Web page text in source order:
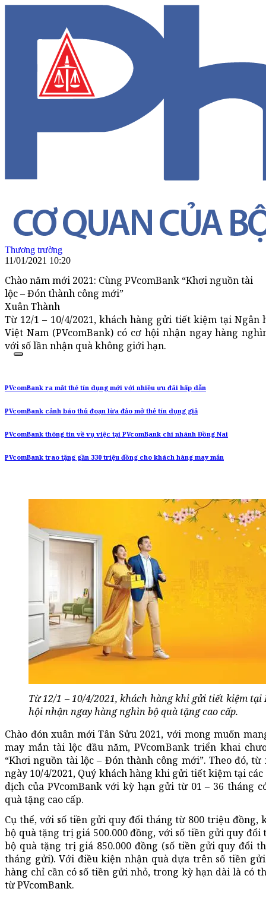
Thương trường
11/01/2021 10:20
Chào năm mới 2021: Cùng PVcomBank “Khơi nguồn tài
lộc – Đón thành công mới”
Xuân Thành
Từ 12/1 – 10/4/2021, khách hàng gửi tiết kiệm tại Ngân
Việt Nam (PVcomBank) có cơ hội nhận ngay hàng
với số lần nhận quà không giới hạn.
PVcomBank ra mắt thẻ tín dụng mới với nhiều ưu đãi hấp dẫn
PVcomBank cảnh báo thủ đoạn lừa đảo mở thẻ tín dụng giả
PVcomBank thông tin về vụ việc tại PVcomBank chi nhánh Đồng Nai
PVcomBank trao tặng gần 330 triệu đồng cho khách hàng may mắn
Từ 12/1 – 10/4/2021, khách hàng khi gửi tiết kiệm tại
hội nhận ngay hàng nghìn bộ quà tặng cao cấp.
Chào đón xuân mới Tân Sửu 2021, với mong muốn
may mắn tài lộc đầu năm, PVcomBank triển khai
“Khơi nguồn tài lộc – Đón thành công mới”. Theo đó, từ
ngày 10/4/2021, Quý khách hàng khi gửi tiết kiệm tại
dịch của PVcomBank với kỳ hạn gửi từ 01 – 36 tháng
quà tặng cao cấp.
Cụ thể, với số tiền gửi quy đổi tháng từ 800 triệu đồng,
bộ quà tặng trị giá 500.000 đồng, với số tiền gửi quy đổi
bộ quà tặng trị giá 850.000 đồng (số tiền gửi quy đổi
tháng gửi). Với điều kiện nhận quà dựa trên số tiền
hàng chỉ cần có số tiền gửi nhỏ, trong kỳ hạn dài là có
từ PVcomBank.